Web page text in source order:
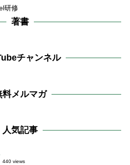
研修
著書
チャンネル
料メルマガ
人気記事
440 views